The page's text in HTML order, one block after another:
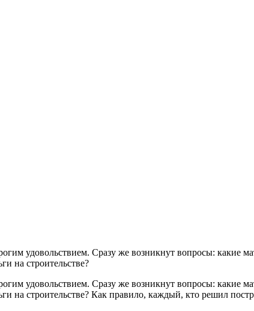
удовольствием. Сразу же возникнут вопросы: какие
на строительстве?
удовольствием. Сразу же возникнут вопросы: какие
на строительстве? Как правило, каждый, кто решил